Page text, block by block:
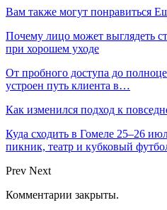
Вам также могут понравиться
Почему лицо может выглядеть
при хорошем уходе
От пробного доступа до
устроен путь клиента в…
Как изменился подход к
Куда сходить в Гомеле 25–26
пикник, театр и кубковый
Prev Next
Комментарии закрыты.